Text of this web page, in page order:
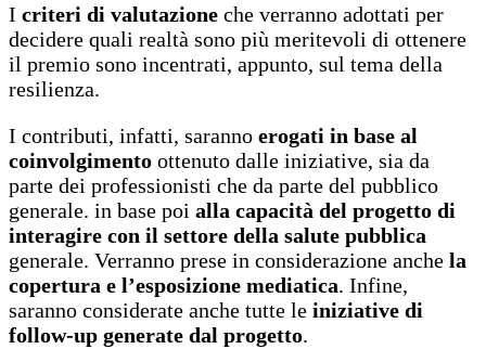
I criteri di valutazione che verranno adottati per
decidere quali realtà sono più meritevoli di ottenere
il premio sono incentrati, appunto, sul tema della
resilienza.
I contributi, infatti, saranno erogati in base al
coinvolgimento ottenuto dalle iniziative, sia da
parte dei professionisti che da parte del pubblico
generale. in base poi alla capacità del progetto di
interagire con il settore della salute pubblica
generale. Verranno prese in considerazione anche la
copertura e l’esposizione mediatica. Infine,
saranno considerate anche tutte le iniziative di
follow-up generate dal progetto.